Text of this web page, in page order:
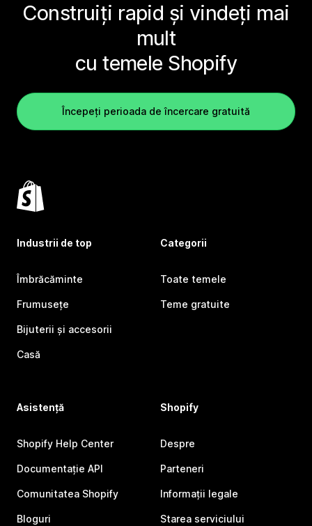
Construiți rapid și vindeți mai
mult
cu temele Shopify
Începeți perioada de încercare gratuită
Industrii de top
Îmbrăcăminte
Frumusețe
Bijuterii și accesorii
Casă
Categorii
Toate temele
Teme gratuite
Asistență
Shopify Help Center
Documentație API
Comunitatea Shopify
Bloguri
Shopify
Despre
Parteneri
Informații legale
Starea serviciului